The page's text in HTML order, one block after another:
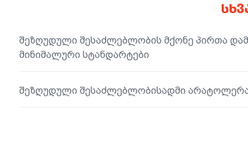
შეზღუდული შესაძლებლობის მქონე პირთა
მინიმალური სტანდარტები
შეზღუდული შესაძლებლობისადმი